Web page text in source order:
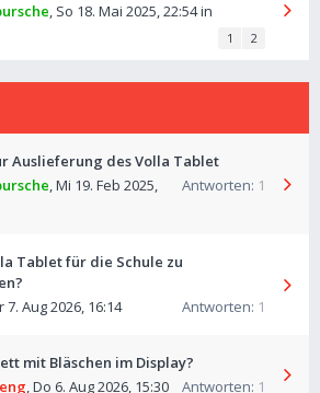
, So 18. Mai 2025, 22:54in
1 2
Auslieferung des Volla Tablet
Antworten: 1
,Mi 19. Feb 2025,
Tablet für die Schule zu
Antworten: 1
7. Aug 2026, 16:14
mit Bläschen im Display?
Antworten: 1
,Do 6. Aug 2026, 15:30